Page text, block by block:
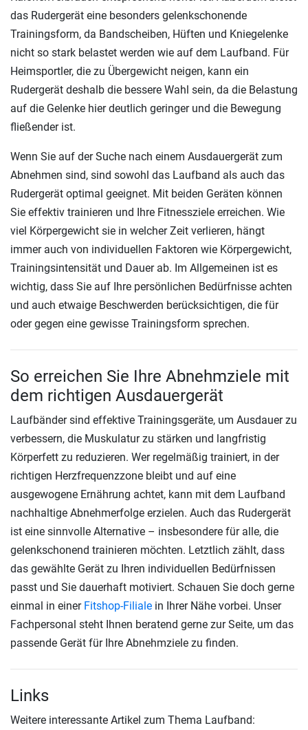
das Rudergerät eine besonders gelenkschonende
Trainingsform, da Bandscheiben, Hüften und Kniegelenke
nicht so stark belastet werden wie auf dem Laufband. Für
Heimsportler, die zu Übergewicht neigen, kann ein
Rudergerät deshalb die bessere Wahl sein, da die Belastung
auf die Gelenke hier deutlich geringer und die Bewegung
fließender ist.
Wenn Sie auf der Suche nach einem Ausdauergerät zum
Abnehmen sind, sind sowohl das Laufband als auch das
Rudergerät optimal geeignet. Mit beiden Geräten können
Sie effektiv trainieren und Ihre Fitnessziele erreichen. Wie
viel Körpergewicht sie in welcher Zeit verlieren, hängt
immer auch von individuellen Faktoren wie Körpergewicht,
Trainingsintensität und Dauer ab. Im Allgemeinen ist es
wichtig, dass Sie auf Ihre persönlichen Bedürfnisse achten
und auch etwaige Beschwerden berücksichtigen, die für
oder gegen eine gewisse Trainingsform sprechen.
So erreichen Sie Ihre Abnehmziele mit
dem richtigen Ausdauergerät
Laufbänder sind effektive Trainingsgeräte, um Ausdauer zu
verbessern, die Muskulatur zu stärken und langfristig
Körperfett zu reduzieren. Wer regelmäßig trainiert, in der
richtigen Herzfrequenzzone bleibt und auf eine
ausgewogene Ernährung achtet, kann mit dem Laufband
nachhaltige Abnehmerfolge erzielen. Auch das Rudergerät
ist eine sinnvolle Alternative – insbesondere für alle, die
gelenkschonend trainieren möchten. Letztlich zählt, dass
das gewählte Gerät zu Ihren individuellen Bedürfnissen
passt und Sie dauerhaft motiviert. Schauen Sie doch gerne
einmal in einer Fitshop-Filiale in Ihrer Nähe vorbei. Unser
Fachpersonal steht Ihnen beratend gerne zur Seite, um das
passende Gerät für Ihre Abnehmziele zu finden.
Links
Weitere interessante Artikel zum Thema Laufband: